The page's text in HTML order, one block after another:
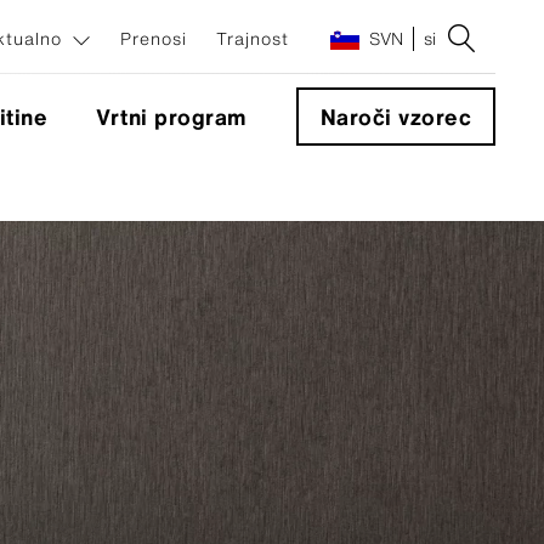
Prenosi Trajnost SVN si
Vrtni program Naroči vzorec